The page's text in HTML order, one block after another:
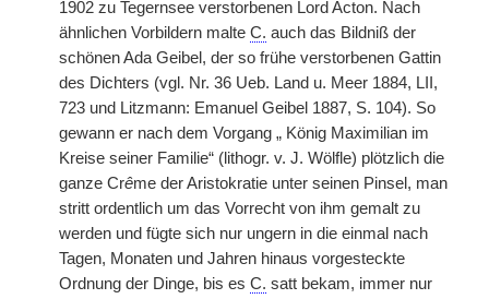
1902 zu Tegernsee verstorbenen Lord Acton. Nach
ähnlichen Vorbildern malte C. auch das Bildniß der
schönen Ada Geibel, der so frühe verstorbenen Gattin
des Dichters (vgl. Nr. 36 Ueb. Land u. Meer 1884, LII,
723 und Litzmann: Emanuel Geibel 1887, S. 104). So
gewann er nach dem Vorgang „ König Maximilian im
Kreise seiner Familie“ (lithogr. v. J. Wölfle) plötzlich die
ganze Crême der Aristokratie unter seinen Pinsel, man
stritt ordentlich um das Vorrecht von ihm gemalt zu
werden und fügte sich nur ungern in die einmal nach
Tagen, Monaten und Jahren hinaus vorgesteckte
Ordnung der Dinge, bis es C. satt bekam, immer nur